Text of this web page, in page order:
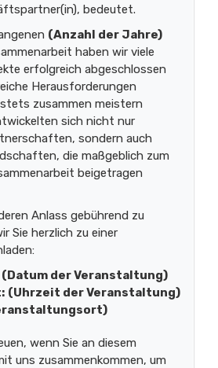
bedeutet.
(Anzahl der Jahre)
haben wir viele
erfolgreich abgeschlossen
Herausforderungen
zusammen meistern
sich nicht nur
sondern auch
die maßgeblich zum
beigetragen
Anlass gebührend zu
Sie herzlich zu einer
(Datum der Veranstaltung)
(Uhrzeit der Veranstaltung)
wenn Sie an diesem
uns zusammenkommen, um